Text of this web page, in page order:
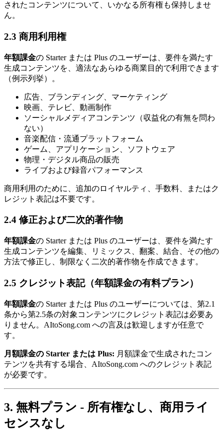
されたコンテンツについて、いかなる所有権も保持しませ
ん。
2.3 商用利用権
年額課金の Starter または Plus のユーザーは、要件を満たす
生成コンテンツを、適法なあらゆる商業目的で利用できます
（例示列挙）。
広告、ブランディング、マーケティング
映画、テレビ、動画制作
ソーシャルメディアコンテンツ（収益化の有無を問わ
ない）
音楽配信・流通プラットフォーム
ゲーム、アプリケーション、ソフトウェア
物理・デジタル商品の販売
ライブおよび録音パフォーマンス
商用利用のために、追加のロイヤルティ、手数料、またはク
レジット表記は不要です。
2.4 修正および二次的著作物
年額課金の Starter または Plus のユーザーは、要件を満たす
生成コンテンツを編集、リミックス、翻案、結合、その他の
方法で修正し、制限なく二次的著作物を作成できます。
2.5 クレジット表記（年額課金の有料プラン）
年額課金の Starter または Plus のユーザーについては、第2.1
条から第2.5条の対象コンテンツにクレジット表記は必要あ
りません。AItoSong.com への言及は歓迎しますが任意で
す。
月額課金の Starter または Plus: 月額課金で生成されたコン
テンツを共有する場合、AItoSong.com へのクレジット表記
が必要です。
3. 無料プラン - 所有権なし、商用ライ
センスなし